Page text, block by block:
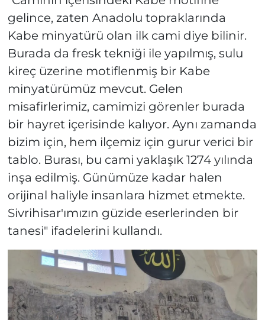
gelince, zaten Anadolu topraklarında
Kabe minyatürü olan ilk cami diye bilinir.
Burada da fresk tekniği ile yapılmış, sulu
kireç üzerine motiflenmiş bir Kabe
minyatürümüz mevcut. Gelen
misafirlerimiz, camimizi görenler burada
bir hayret içerisinde kalıyor. Aynı zamanda
bizim için, hem ilçemiz için gurur verici bir
tablo. Burası, bu cami yaklaşık 1274 yılında
inşa edilmiş. Günümüze kadar halen
orijinal haliyle insanlara hizmet etmekte.
Sivrihisar'ımızın güzide eserlerinden bir
tanesi" ifadelerini kullandı.